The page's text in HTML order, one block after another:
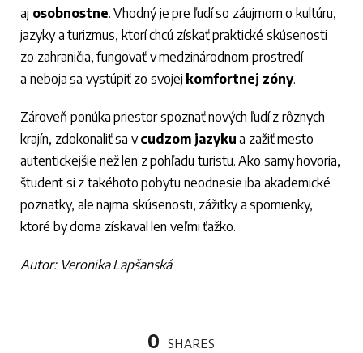
aj osobnostne. Vhodný je pre ľudí so záujmom o kultúru,
jazyky a turizmus, ktorí chcú získať praktické skúsenosti
zo zahraničia, fungovať v medzinárodnom prostredí
a neboja sa vystúpiť zo svojej komfortnej zóny.
Zároveň ponúka priestor spoznať nových ľudí z rôznych
krajín, zdokonaliť sa vcudzom jazyku a zažiť mesto
autentickejšie než len z pohľadu turistu. Ako samy hovoria,
študent si z takéhoto pobytu neodnesie iba akademické
poznatky, ale najmä skúsenosti, zážitky a spomienky,
ktoré by doma získaval len veľmi ťažko.
Autor: Veronika Lapšanská
0 SHARES